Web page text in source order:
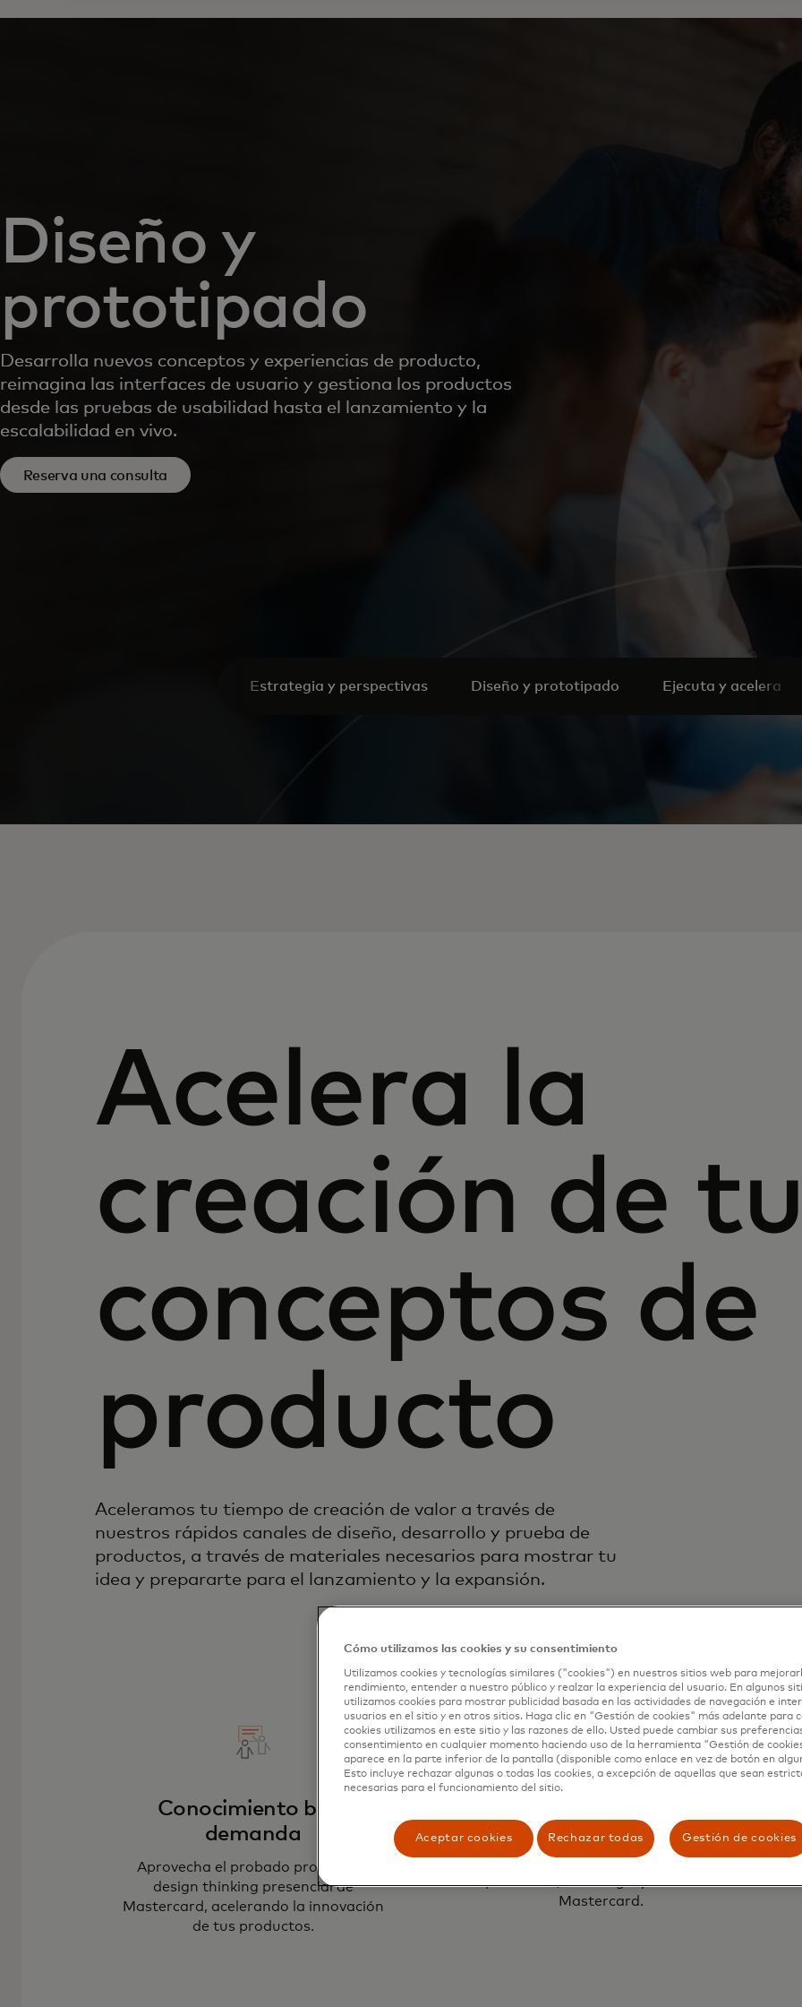
Diseño y
prototipado
Desarrolla nuevos conceptos y experiencias de producto,
reimagina las interfaces de usuario y gestiona los productos
desde las pruebas de usabilidad hasta el lanzamiento y la
escalabilidad en vivo.
Reserva una consulta
Estrategia y perspectivas Diseño y prototipado Ejecuta y acelera
Acelera la
creación de
conceptos de
producto
Aceleramos tu tiempo de creación de valor a través de
nuestros rápidos canales de diseño, desarrollo y prueba de
productos, a través de materiales necesarios para mostrar tu
idea y prepararte para el lanzamiento y la expansión.
Conocimiento bajo
demanda
Aprovecha el probado proceso de
design thinking presencial de
Mastercard, acelerando la innovación
de tus productos.
Combina el conocimiento de tu equipo
con los especialistas en negocios,
Mastercard.
Cómo utilizamos las cookies y su consentimiento
Utilizamos cookies y tecnologías similares ("cookies") en nuestros sitios web para
rendimiento, entender a nuestro público y realzar la experiencia del usuario. En algunos
utilizamos cookies para mostrar publicidad basada en las actividades de navegación e
usuarios en el sitio y en otros sitios. Haga clic en "Gestión de cookies" más adelante para
cookies utilizamos en este sitio y las razones de ello. Usted puede cambiar sus
consentimiento en cualquier momento haciendo uso de la herramienta "Gestión de
aparece en la parte inferior de la pantalla (disponible como enlace en vez de botón en
Esto incluye rechazar algunas o todas las cookies, a excepción de aquellas que sean
necesarias para el funcionamiento del sitio.
Aceptar cookies Rechazar todas Gestión de cookies